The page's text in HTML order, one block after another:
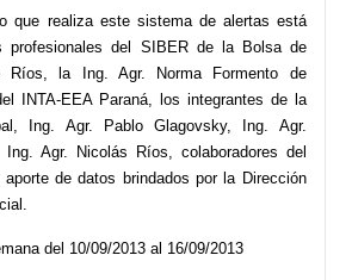
que realiza este sistema de alertas está
profesionales del SIBER de la Bolsa de
Ríos, la Ing. Agr. Norma Formento de
INTA-EEA Paraná, los integrantes de la
Ing. Agr. Pablo Glagovsky, Ing. Agr.
Ing. Agr. Nicolás Ríos, colaboradores del
de datos brindados por la Dirección
del 10/09/2013 al 16/09/2013